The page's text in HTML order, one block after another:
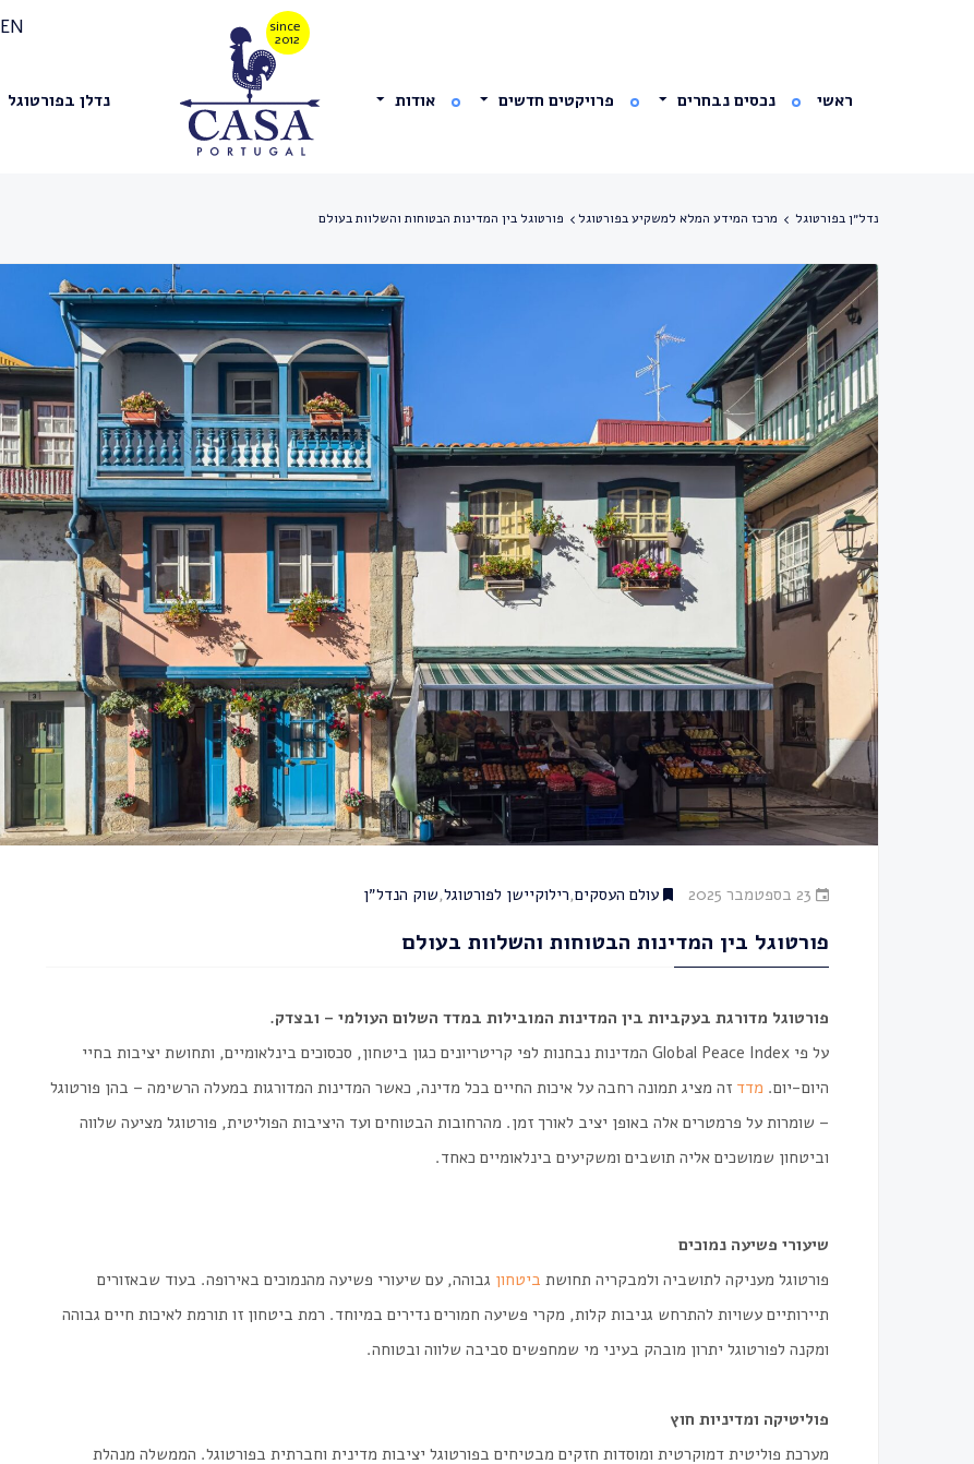
EN
ראשי נכסים נבחרים פרויקטים חדשים אודות נדלן בפורטוגל
נדל״ן בפורטוגל מרכז המידע המלא למשקיע בפורטוגל פורטוגל בין המדינות הבטוחות והשלוות בעולם
23 בספטמבר 2025 עולם העסקים,רילוקיישן לפורטוגל,שוק הנדל״ן
פורטוגל בין המדינות הבטוחות והשלוות בעולם
פורטוגל מדורגת בעקביות בין המדינות המובילות במדד השלום העולמי – ובצדק.
על פי Global Peace Index המדינות נבחנות לפי קריטריונים כגון ביטחון, סכסוכים בינלאומיים, ותחושת יציבות בחיי
היום-יום. מדד זה מציג תמונה רחבה על איכות החיים בכל מדינה, כאשר המדינות המדורגות במעלה הרשימה – בהן פורטוגל
– שומרות על פרמטרים אלה באופן יציב לאורך זמן. מהרחובות הבטוחים ועד היציבות הפוליטית, פורטוגל מציעה שלווה
וביטחון שמושכים אליה תושבים ומשקיעים בינלאומיים כאחד.
שיעורי פשיעה נמוכים
פורטוגל מעניקה לתושביה ולמבקריה תחושת ביטחון גבוהה, עם שיעורי פשיעה מהנמוכים באירופה. בעוד שבאזורים
תיירותיים עשויות להתרחש גניבות קלות, מקרי פשיעה חמורים נדירים במיוחד. רמת ביטחון זו תורמת לאיכות חיים גבוהה
ומקנה לפורטוגל יתרון מובהק בעיני מי שמחפשים סביבה שלווה ובטוחה.
פוליטיקה ומדיניות חוץ
מערכת פוליטית דמוקרטית ומוסדות חזקים מבטיחים בפורטוגל יציבות מדינית וחברתית בפורטוגל. הממשלה מנהלת